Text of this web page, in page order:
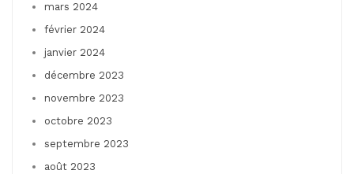
mars 2024
février 2024
janvier 2024
décembre 2023
novembre 2023
octobre 2023
septembre 2023
août 2023